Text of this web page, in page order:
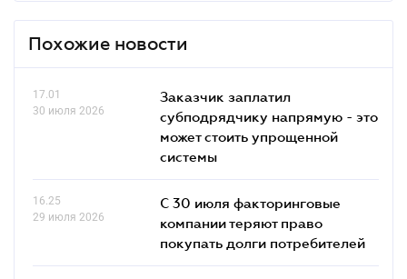
Похожие новости
17.01
30 июля 2026
Заказчик заплатил
субподрядчику напрямую - это
может стоить упрощенной
системы
16.25
29 июля 2026
С 30 июля факторинговые
компании теряют право
покупать долги потребителей